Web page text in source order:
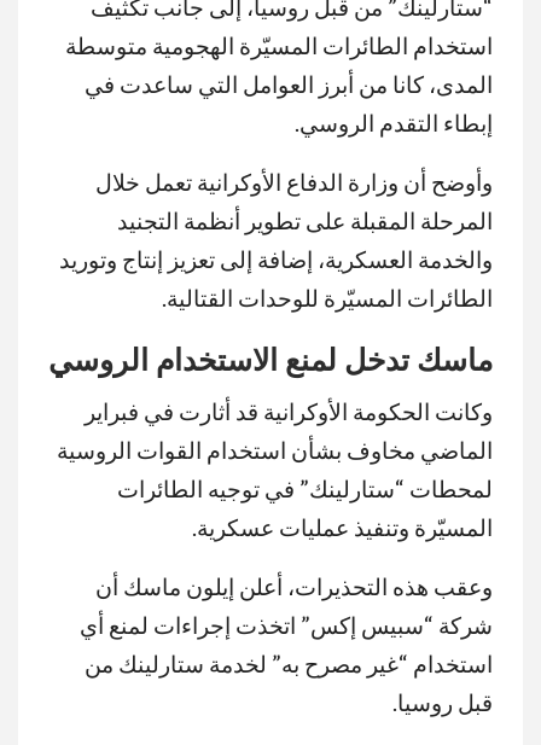
“ستارلينك” من قبل روسيا، إلى جانب تكثيف
استخدام الطائرات المسيّرة الهجومية متوسطة
المدى، كانا من أبرز العوامل التي ساعدت في
إبطاء التقدم الروسي.
وأوضح أن وزارة الدفاع الأوكرانية تعمل خلال
المرحلة المقبلة على تطوير أنظمة التجنيد
والخدمة العسكرية، إضافة إلى تعزيز إنتاج وتوريد
الطائرات المسيّرة للوحدات القتالية.
ماسك تدخل لمنع الاستخدام الروسي
وكانت الحكومة الأوكرانية قد أثارت في فبراير
الماضي مخاوف بشأن استخدام القوات الروسية
لمحطات “ستارلينك” في توجيه الطائرات
المسيّرة وتنفيذ عمليات عسكرية.
وعقب هذه التحذيرات، أعلن إيلون ماسك أن
شركة “سبيس إكس” اتخذت إجراءات لمنع أي
استخدام “غير مصرح به” لخدمة ستارلينك من
قبل روسيا.